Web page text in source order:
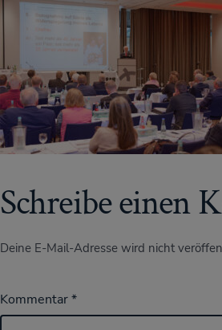
Schreibe einen
Deine E-Mail-Adresse wird nicht
Kommentar*